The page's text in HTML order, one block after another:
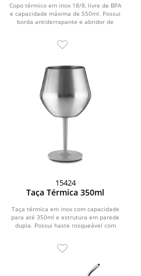
Copo térmico em inox 18/8, livre de BPA
e capacidade máxima de 550ml. Possui
borda antiderrapante e abridor de
15424
Taça Térmica 350ml
Taça térmica em inox com capacidade
para até 350ml e estrutura em parede
dupla. Possui haste rosqueável com